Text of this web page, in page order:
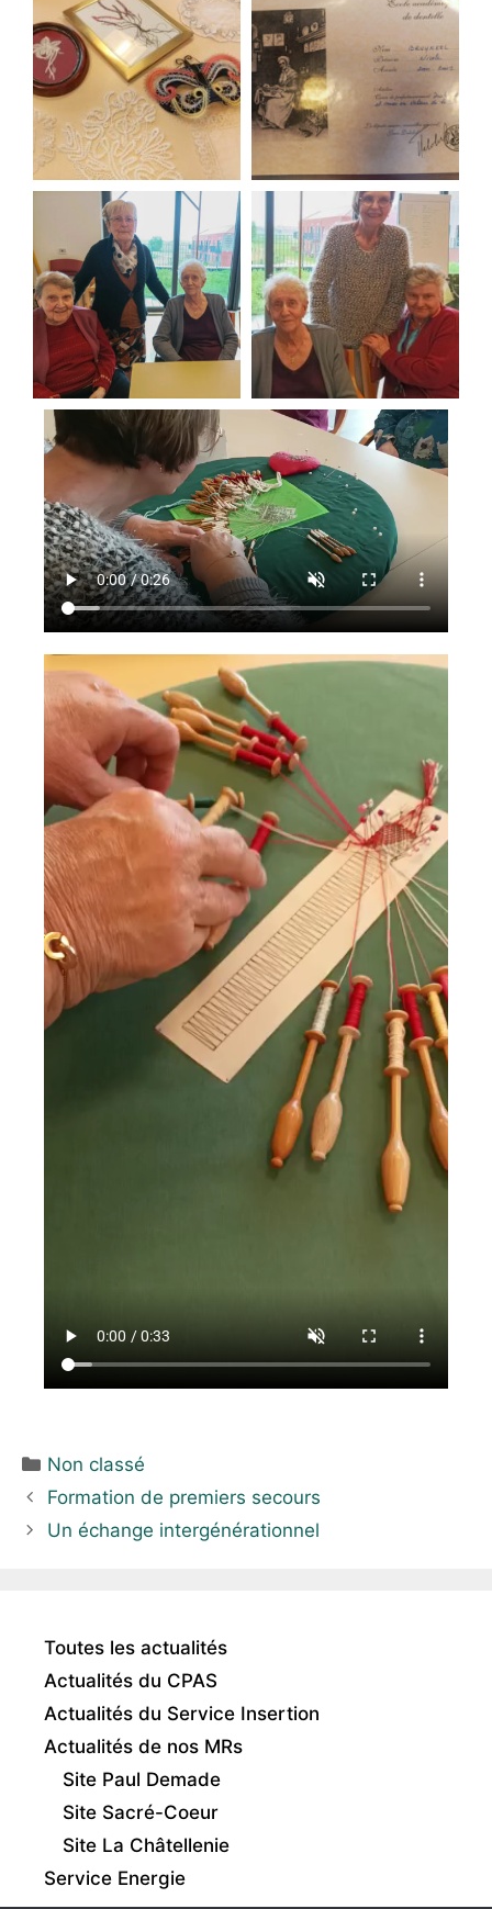
Non classé
Formation de premiers secours
Un échange intergénérationnel
Toutes les actualités
Actualités du CPAS
Actualités du Service Insertion
Actualités de nos MRs
Site Paul Demade
Site Sacré-Coeur
Site La Châtellenie
Service Energie